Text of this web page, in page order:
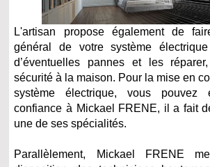
L'artisan propose également de
général de votre système
d’éventuelles pannes et les
sécurité à la maison. Pour la mise en
système électrique, vous pouvez
confiance à Mickael FRENE, il a fait
une de ses spécialités.
Parallèlement, Mickael FRENE